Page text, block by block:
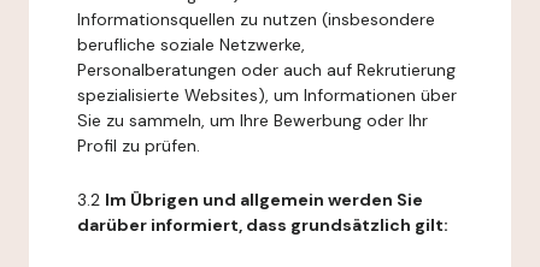
Informationsquellen zu nutzen (insbesondere
berufliche soziale Netzwerke,
Personalberatungen oder auch auf Rekrutierung
spezialisierte Websites), um Informationen über
Sie zu sammeln, um Ihre Bewerbung oder Ihr
Profil zu prüfen.
3.2 Im Übrigen und allgemein werden Sie
darüber informiert, dass grundsätzlich gilt: